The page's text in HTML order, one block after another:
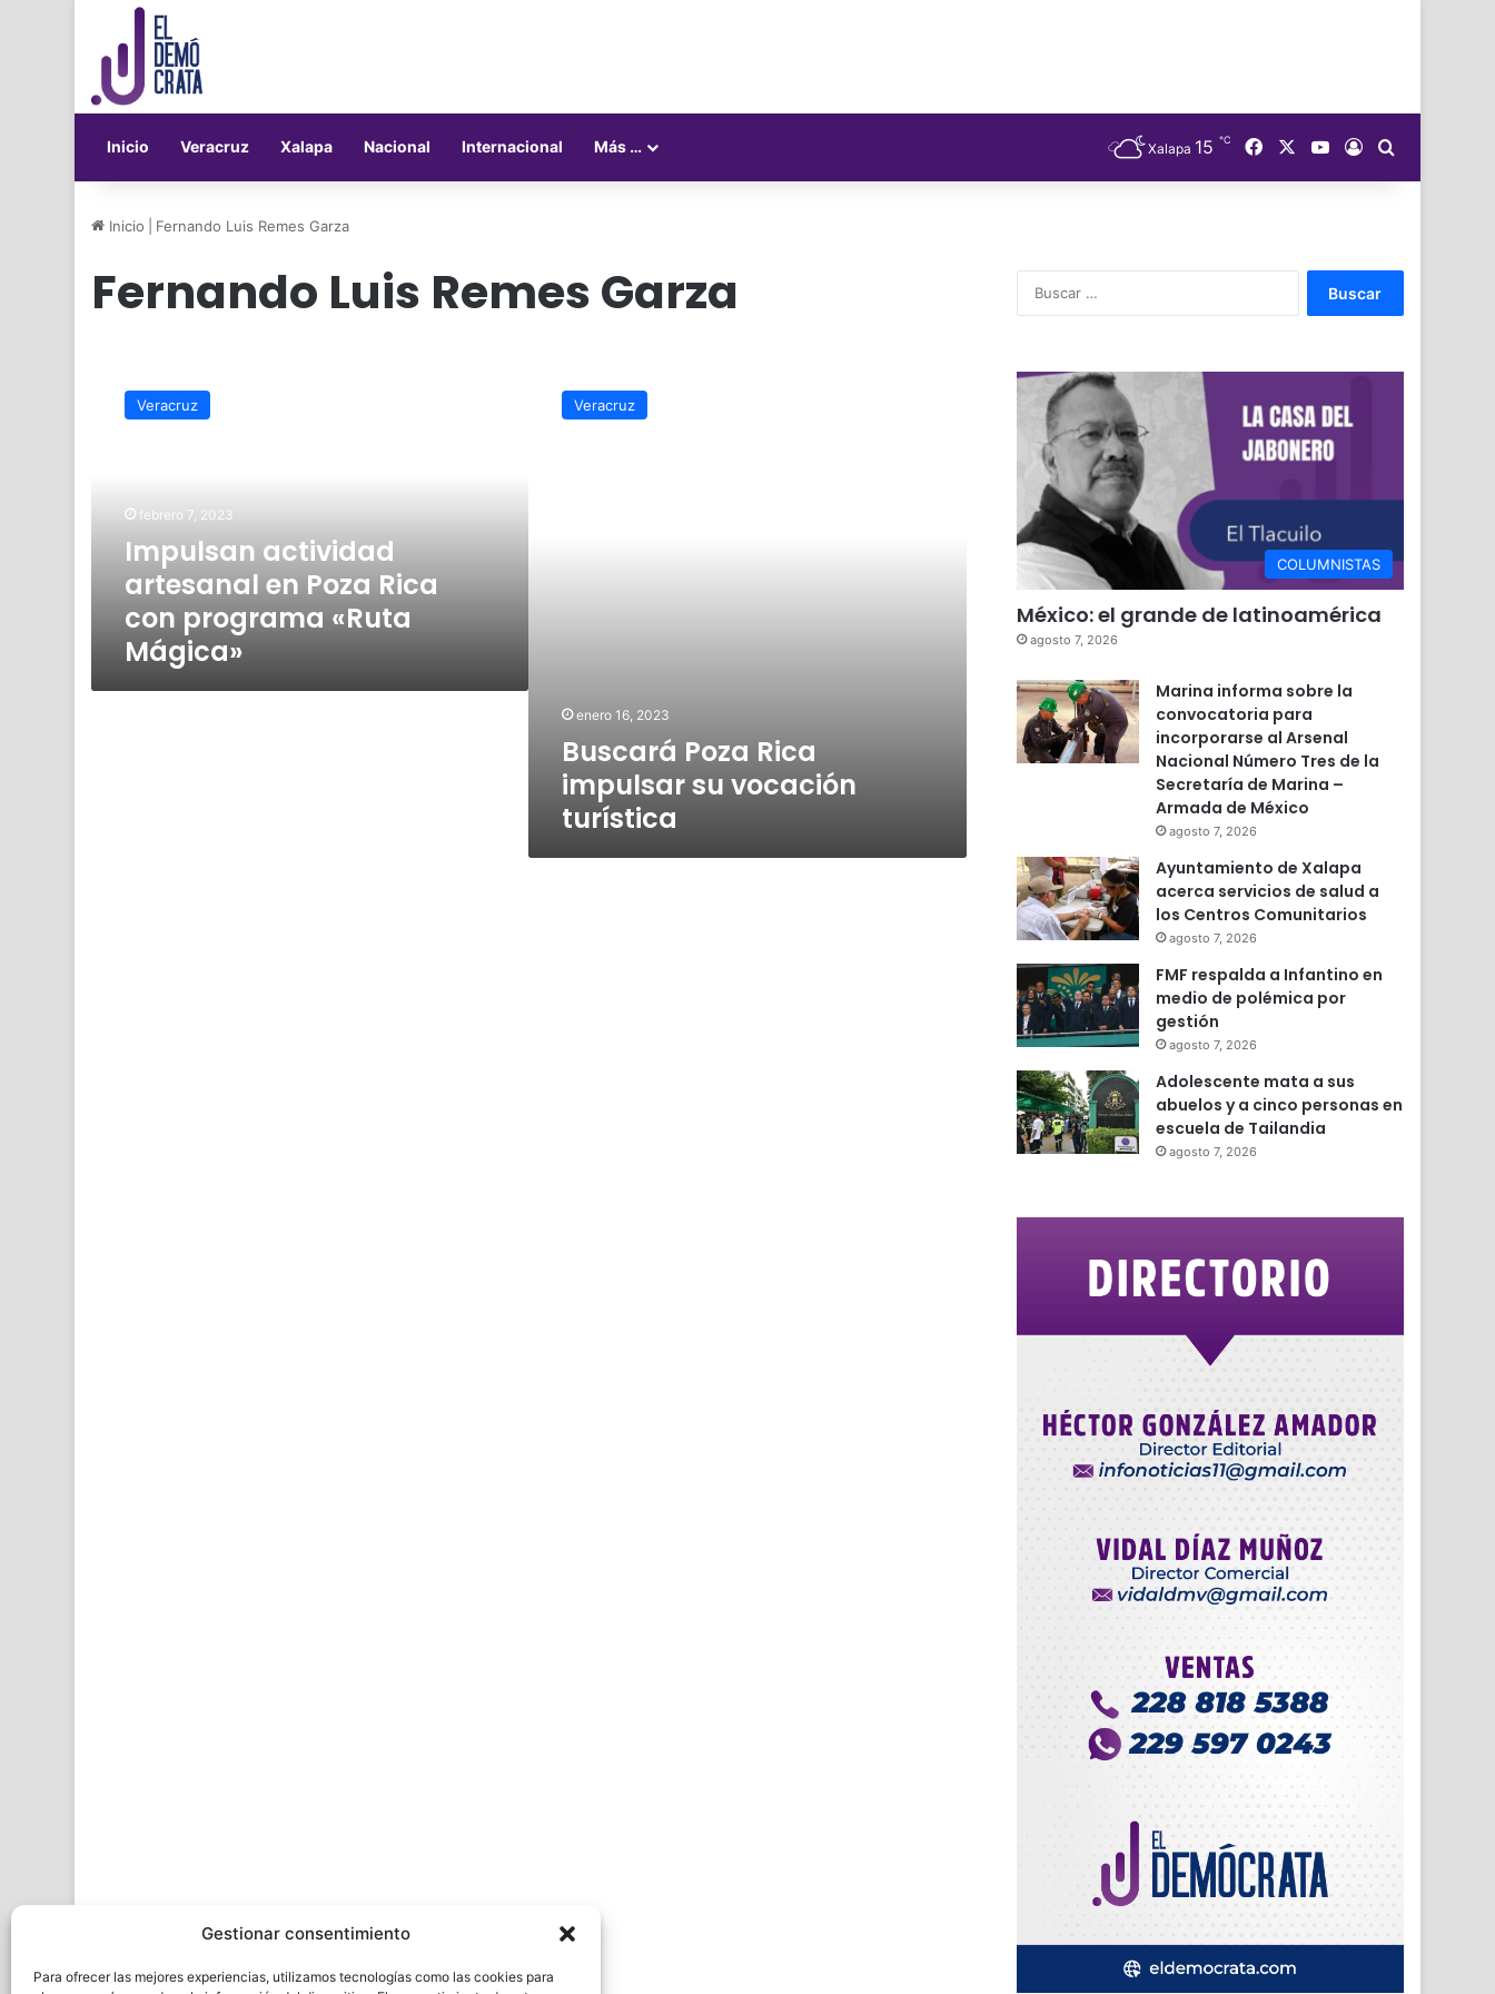
Gestionar consentimiento
Para ofrecer las mejores experiencias, utilizamos tecnologías como las cookies para
Inicio Veracruz Xalapa Nacional Internacional Más … Xalapa 15 ℃ FacebookYouTube
Acceso
Inicio Fernando Luis Remes Garza
Fernando Luis Remes Garza
actividad
artesanal
Mágica»
Veracruz
febrero 7, 2023
Impulsan actividad
artesanal en Poza Rica
con programa «Ruta
Mágica»
Veracruz
enero 16, 2023
Buscará Poza Rica
impulsar su vocación
turística
COLUMNISTAS
México: el grande de latinoamérica
agosto 7, 2026
Marina informa sobre la
convocatoria para
incorporarse al Arsenal
Nacional Número Tres de la
Secretaría de Marina –
Armada de México
agosto 7, 2026
Ayuntamiento de Xalapa
acerca servicios de salud a
los Centros Comunitarios
agosto 7, 2026
FMF respalda a Infantino en
medio de polémica por
gestión
agosto 7, 2026
Adolescente mata a sus
abuelos y a cinco personas en
escuela de Tailandia
agosto 7, 2026